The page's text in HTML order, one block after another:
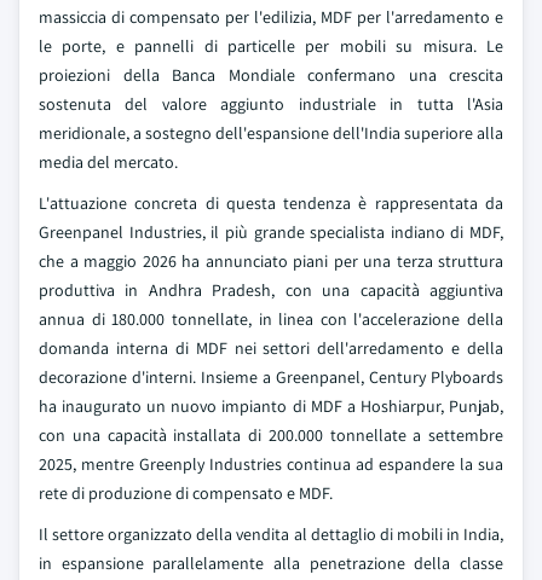
massiccia di compensato per l'edilizia, MDF per l'arredamento e
le porte, e pannelli di particelle per mobili su misura. Le
proiezioni della Banca Mondiale confermano una crescita
sostenuta del valore aggiunto industriale in tutta l'Asia
meridionale, a sostegno dell'espansione dell'India superiore alla
media del mercato.
L'attuazione concreta di questa tendenza è rappresentata da
Greenpanel Industries, il più grande specialista indiano di MDF,
che a maggio 2026 ha annunciato piani per una terza struttura
produttiva in Andhra Pradesh, con una capacità aggiuntiva
annua di 180.000 tonnellate, in linea con l'accelerazione della
domanda interna di MDF nei settori dell'arredamento e della
decorazione d'interni. Insieme a Greenpanel, Century Plyboards
ha inaugurato un nuovo impianto di MDF a Hoshiarpur, Punjab,
con una capacità installata di 200.000 tonnellate a settembre
2025, mentre Greenply Industries continua ad espandere la sua
rete di produzione di compensato e MDF.
Il settore organizzato della vendita al dettaglio di mobili in India,
in espansione parallelamente alla penetrazione della classe